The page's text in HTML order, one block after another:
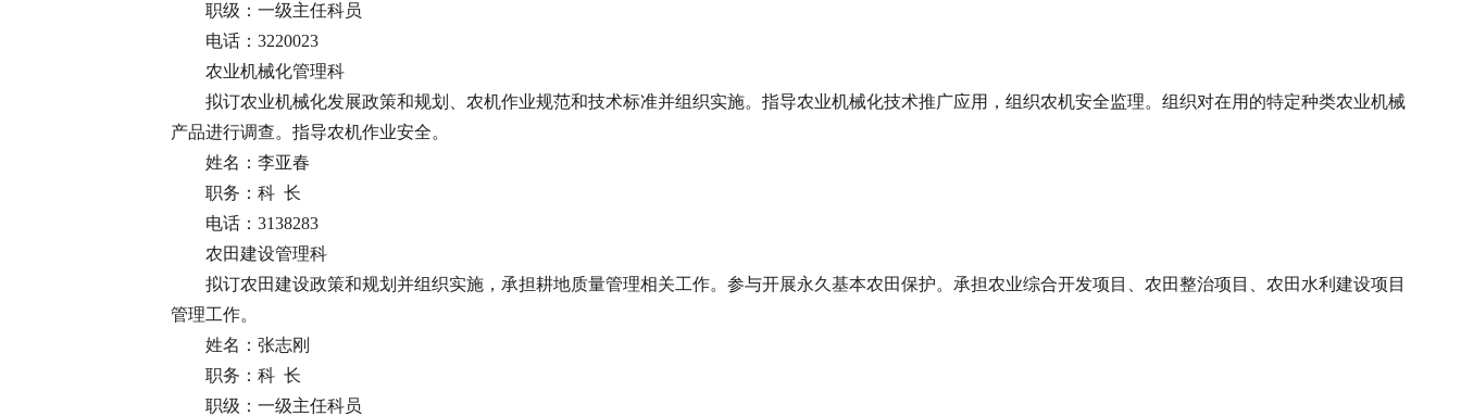
职级：一级主任科员
电话：3220023
农业机械化管理科
拟订农业机械化发展政策和规划、农机作业规范和技术标准并组织实施。指导农业机械化技术推广应用，组织农机安全监理。组织对在用的特定种类农业机械
产品进行调查。指导农机作业安全。
姓名：李亚春
职务：科 长
电话：3138283
农田建设管理科
拟订农田建设政策和规划并组织实施，承担耕地质量管理相关工作。参与开展永久基本农田保护。承担农业综合开发项目、农田整治项目、农田水利建设项目
管理工作。
姓名：张志刚
职务：科 长
职级：一级主任科员